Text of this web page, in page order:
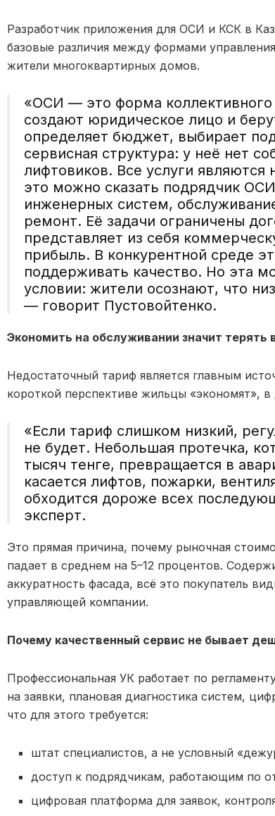
Разработчик приложения для ОСИ и КСК в
базовые различия между формами
жители многоквартирных домов.
«ОСИ — это форма коллективного
создают юридическое лицо и
определяет бюджет, выбирает
сервисная структура: у неё нет
лифтовиков. Все услуги
это можно сказать подрядчик
инженерных систем,
ремонт. Её задачи ограничены
представляет из себя
прибыль. В конкурентной среде
поддерживать качество. Но эта
условии: жители осознают, что
— говорит Пустовойтенко.
Экономить на обслуживании значит терять
Недостаточный тариф является главным
короткой перспективе жильцы «экономят»,
«Если тариф слишком низкий,
не будет. Небольшая протечка,
тысяч тенге, превращается в
касается лифтов, пожарки,
обходится дороже всех
эксперт.
Это прямая причина, почему рыночная
падает в среднем на 5–12 процентов.
аккуратность фасада, всё это покупатель
управляющей компании.
Почему качественный сервис не бывает
Профессиональная УК работает по
на заявки, плановая диагностика систем,
что для этого требуется:
штат специалистов, а не условный
доступ к подрядчикам, работающим по
цифровая платформа для заявок,